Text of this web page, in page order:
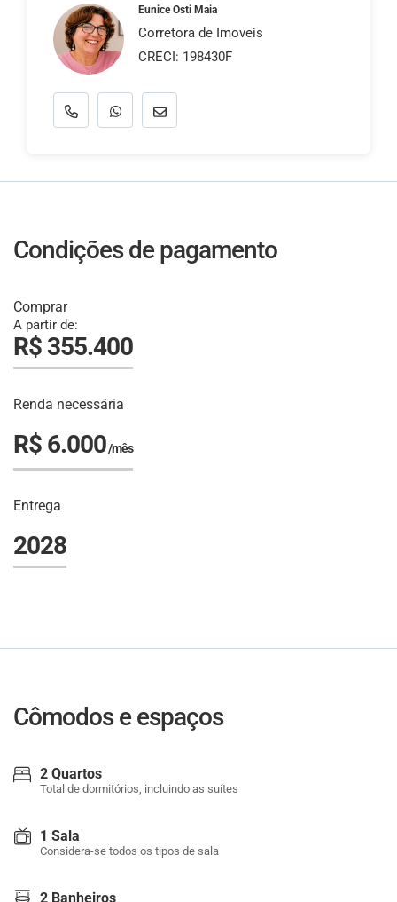
Eunice Osti Maia
Corretora de Imoveis
CRECI: 198430F
Condições de pagamento
Comprar
A partir de:
R$ 355.400
Renda necessária
R$ 6.000/mês
Entrega
2028
Cômodos e espaços
2 Quartos
Total de dormitórios, incluindo as suítes
1 Sala
Considera-se todos os tipos de sala
2 Banheiros